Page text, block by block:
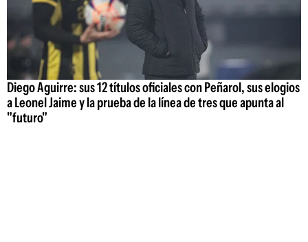
Diego Aguirre: sus 12 títulos oficiales con Peñarol, sus elogios
a Leonel Jaime y la prueba de la línea de tres que apunta al
"futuro"